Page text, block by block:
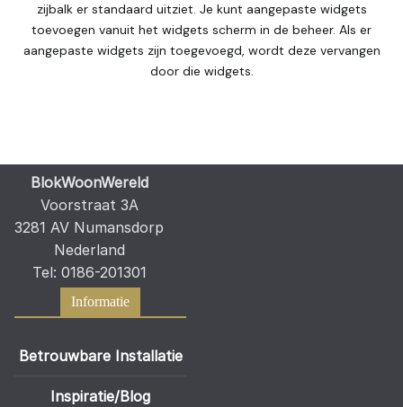
zijbalk er standaard uitziet. Je kunt aangepaste widgets
toevoegen vanuit het widgets scherm in de beheer. Als er
aangepaste widgets zijn toegevoegd, wordt deze vervangen
door die widgets.
BlokWoonWereld
Voorstraat 3A
3281 AV Numansdorp
Nederland
Tel: 0186-201301
Informatie
Betrouwbare Installatie
Inspiratie/Blog